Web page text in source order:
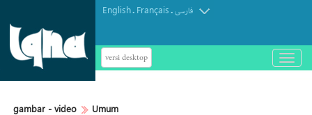
English. Français.فارسی
versi desktop
باز
و
gambar - video Umum